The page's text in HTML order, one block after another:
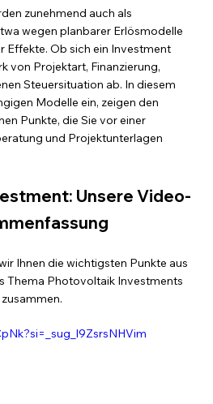
zunehmend auch als
wegen planbarer Erlösmodelle
Effekte. Ob sich ein Investment
von Projektart, Finanzierung,
Steuersituation ab. In diesem
Modelle ein, zeigen den
Punkte, die Sie vor einer
und Projektunterlagen
Unsere Video-
Ihnen die wichtigsten Punkte aus
Thema Photovoltaik Investments
zusammen.